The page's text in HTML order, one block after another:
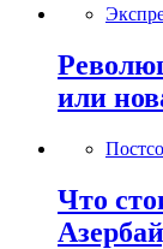
или
Что